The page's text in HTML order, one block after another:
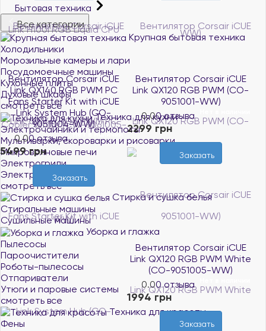
Бытовая техника
Все категории
Крупная бытовая техника
Холодильники
Морозильные камеры и лари
Посудомоечные машины
Кухонные плиты
Духовые шкафы
смотреть все
Техника для кухни
Электрочайники и термопоты
Мультиварки, скороварки и рисоварки
Микроволновые печи
Электрогрили
Электропечи
смотреть все
Стирка и сушка белья
Стиральные машины
Сушильные машины
Уборка и глажка
Пылесосы
Пароочистители
Роботы-пылесосы
Отпариватели
Утюги и паровые системы
смотреть все
Техника для красоты
Фены
Вентилятор Corsair iCUE
Link QX140 RGB PWM PC
Fans Starter Kit with iCUE
Link System Hub (CO-
9051004-WW)
0.00 отзыва Нет в наличии
5499 грн
Заказать
Вентилятор Corsair iCUE
Link QX120 RGB PWM (CO-
9051001-WW)
0.00 отзыва
2299 грн
Заказать
Вентилятор Corsair iCUE
Link QX120 RGB PWM White
(CO-9051005-WW)
0.00 отзыва
1994 грн
Заказать